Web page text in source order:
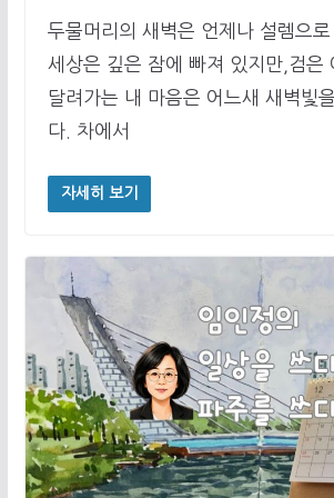
두물머리의 새벽은 언제나 설렘으
세상은 깊은 잠에 빠져 있지만,검은
달려가는 내 마음은 어느새 새벽빛
다. 차에서
자세히 보기